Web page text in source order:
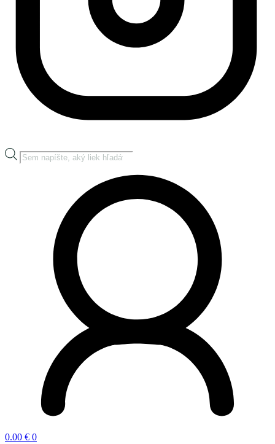
Products
search
0.00 € 0